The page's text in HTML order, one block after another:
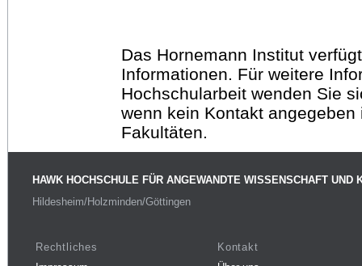
Das Hornemann Institut
Informationen. Für weitere
Hochschularbeit wenden Sie
wenn kein Kontakt
Fakultäten.
HAWK HOCHSCHULE FÜR ANGEWANDTE WISSENSCHAFT UND
Hildesheim/Holzminden/Göttingen
Rechtliches
Kontakt